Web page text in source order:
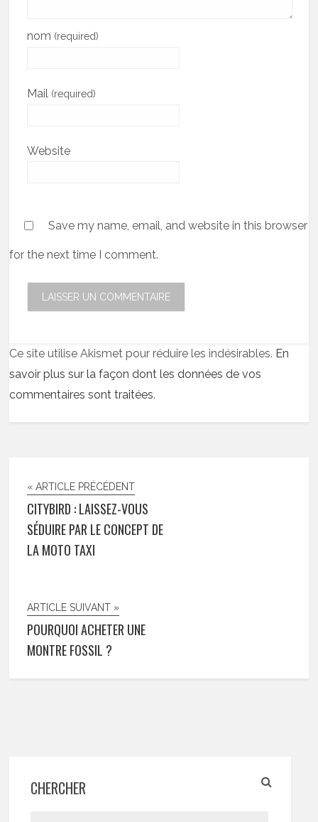
nom (required)
Mail (required)
Website
Save my name, email, and website in this browser
for the next time I comment.
Ce site utilise Akismet pour réduire les indésirables. En
savoir plus sur la façon dont les données de vos
commentaires sont traitées.
« ARTICLE PRÉCÉDENT
CITYBIRD : LAISSEZ-VOUS
SÉDUIRE PAR LE CONCEPT DE
LA MOTO TAXI
ARTICLE SUIVANT »
POURQUOI ACHETER UNE
MONTRE FOSSIL ?
CHERCHER